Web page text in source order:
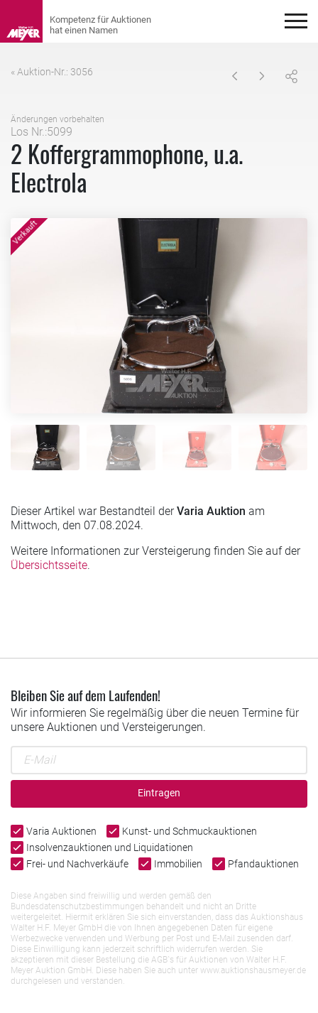
« Auktion-Nr.: 3056
Änderungen vorbehalten
Los Nr.:5099
2 Koffergrammophone, u.a.
Electrola
Dieser Artikel war Bestandteil derVaria Auktion am
Mittwoch, den 07.08.2024.
Weitere Informationen zur Versteigerung finden Sie auf der
Übersichtsseite.
Bleiben Sie auf dem Laufenden!
Wir informieren Sie regelmäßig über die neuen Termine für
unsere Auktionen und Versteigerungen.
Eintragen
Varia Auktionen
Kunst- und Schmuckauktionen
Insolvenzauktionen und Liquidationen
Frei- und Nachverkäufe
Immobilien Pfandauktionen
Diese Angaben sind freiwillig und werden gemäß den
Bundesdatenschutzbestimmungen behandelt und nicht an Dritte
weitergeleitet. Hiermit erklären Sie sich einverstanden, dass das Auktionshaus
Walter H.F. Meyer GmbH die von Ihnen angegebenen Daten für eigene
Werbezwecke verwenden und Werbung per Post und E-Mail zusenden darf.
Diese Einwilligung kann jederzeit schriftlich widerrufen werden. Sie
akzeptieren mit dieser Bestellung die AGB`s für Auktionen von Walter H.F.
Meyer Auktion GmbH. Diese haben Sie auch unter www.auktionshausmeyer.de
durchgelesen und verstanden.